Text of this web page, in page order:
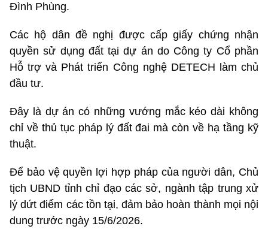
Đình Phùng.
Các hộ dân đề nghị được cấp giấy chứng nhận
quyền sử dụng đất tại dự án do Công ty Cổ phần
Hỗ trợ và Phát triển Công nghệ DETECH làm chủ
đầu tư.
Đây là dự án có những vướng mắc kéo dài không
chỉ về thủ tục pháp lý đất đai mà còn về hạ tầng kỹ
thuật.
Để bảo vệ quyền lợi hợp pháp của người dân, Chủ
tịch UBND tỉnh chỉ đạo các sở, ngành tập trung xử
lý dứt điểm các tồn tại, đảm bảo hoàn thành mọi nội
dung trước ngày 15/6/2026.